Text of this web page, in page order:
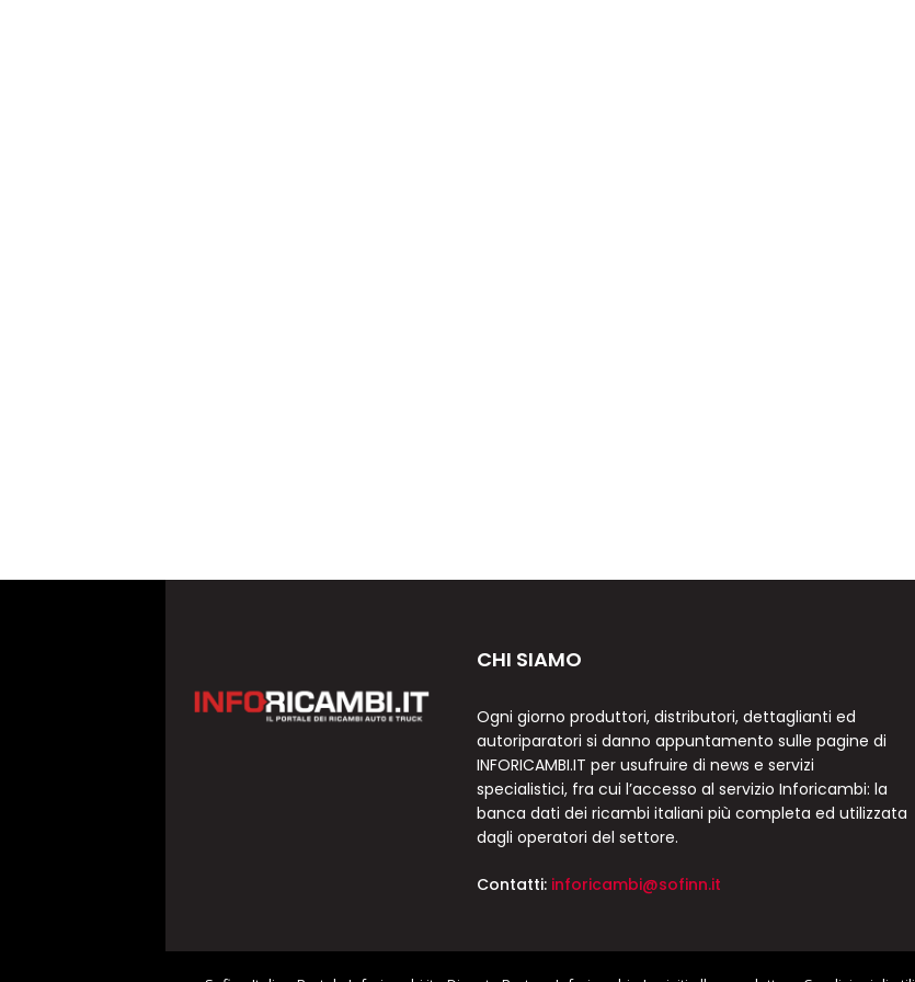
CHI SIAMO
Ogni giorno produttori, distributori, dettaglianti ed
autoriparatori si danno appuntamento sulle pagine di
INFORICAMBI.IT per usufruire di news e servizi
specialistici, fra cui l’accesso al servizio Inforicambi: la
banca dati dei ricambi italiani più completa ed utilizzata
dagli operatori del settore.
Contatti: inforicambi@sofinn.it